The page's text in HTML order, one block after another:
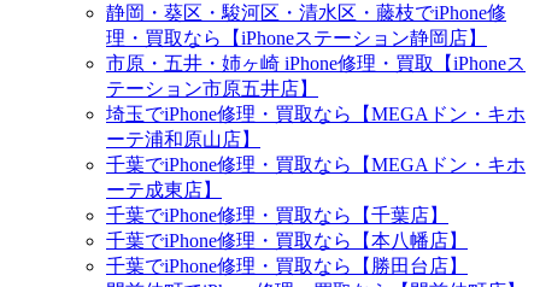
静岡・葵区・駿河区・清水区・藤枝でiPhone修
理・買取なら【iPhoneステーション静岡店】
市原・五井・姉ヶ崎 iPhone修理・買取【iPhoneス
テーション市原五井店】
埼玉でiPhone修理・買取なら【MEGAドン・キホ
ーテ浦和原山店】
千葉でiPhone修理・買取なら【MEGAドン・キホ
ーテ成東店】
千葉でiPhone修理・買取なら【千葉店】
千葉でiPhone修理・買取なら【本八幡店】
千葉でiPhone修理・買取なら【勝田台店】